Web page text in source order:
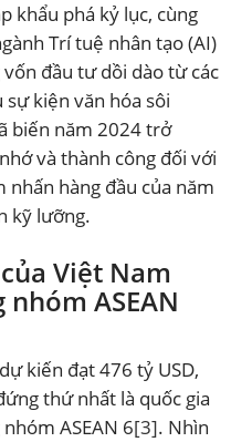
khẩu phá kỷ lục, cùng
Trí tuệ nhân tạo (AI)
đầu tư dồi dào từ các
kiện văn hóa sôi
biến năm 2024 trở
và thành công đối với
hàng đầu của năm
kỹ lưỡng.
Việt Nam
ASEAN
kiến đạt 476 tỷ USD,
thứ nhất là quốc gia
ASEAN 6[3]. Nhìn